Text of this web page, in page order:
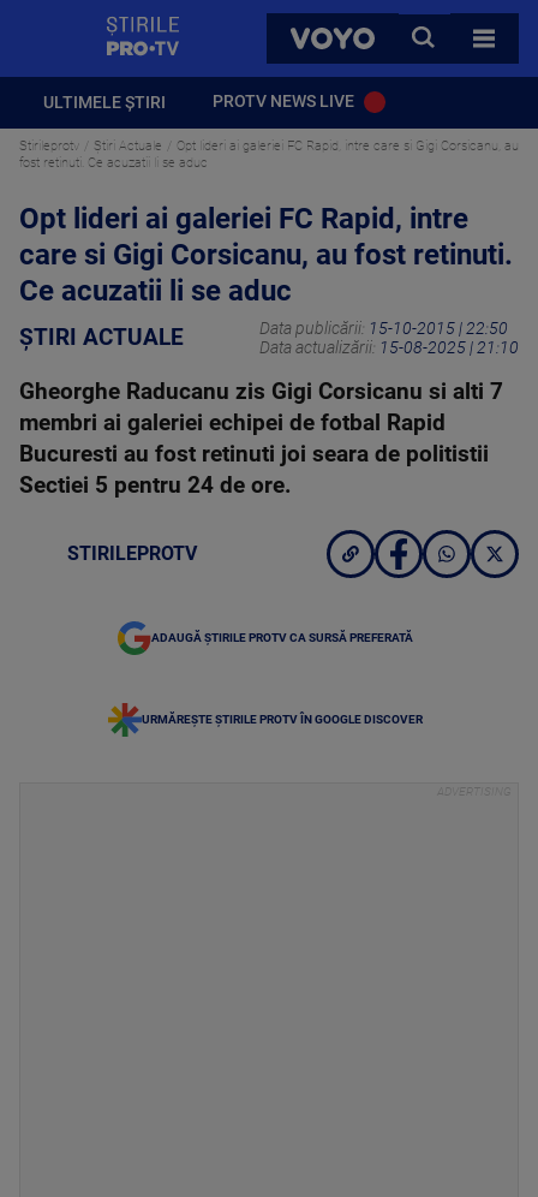
VOYO
CAUTA
TOATE
ULTIMELE ȘTIRI PROTV NEWS LIVE
Stirileprotv Știri Actuale
Opt lideri ai galeriei FC Rapid, intre care si Gigi Corsicanu, au
fost retinuti. Ce acuzatii li se aduc
Opt lideri ai galeriei FC Rapid, intre
care si Gigi Corsicanu, au fost retinuti.
Ce acuzatii li se aduc
ȘTIRI ACTUALE Data publicării: 15-10-2015 | 22:50
Data actualizării: 15-08-2025 | 21:10
Gheorghe Raducanu zis Gigi Corsicanu si alti 7
membri ai galeriei echipei de fotbal Rapid
Bucuresti au fost retinuti joi seara de politistii
Sectiei 5 pentru 24 de ore.
STIRILEPROTV
ADAUGĂ ȘTIRILE PROTV CA SURSĂ PREFERATĂ
URMĂREȘTE ȘTIRILE PROTV ÎN GOOGLE DISCOVER